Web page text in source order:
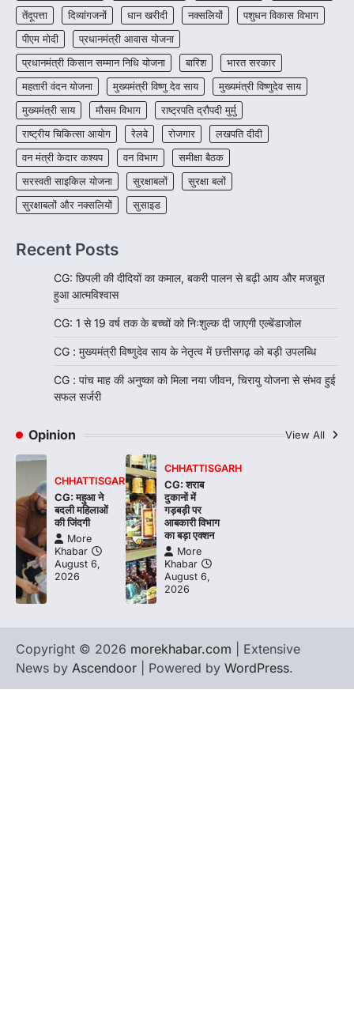
तेंदूपत्ता दिव्यांगजनों धान खरीदी नक्सलियों
पशुधन विकास विभाग
पीएम मोदी
प्रधानमंत्री आवास योजना
प्रधानमंत्री किसान सम्मान निधि योजना
बारिश
भारत सरकार
महतारी वंदन योजना
मुख्यमंत्री विष्णु देव साय
मुख्यमंत्री विष्णुदेव साय
मुख्यमंत्री साय
मौसम विभाग
राष्ट्रपति द्रौपदी मुर्मु
राष्ट्रीय चिकित्सा आयोग
रेलवे रोजगार
लखपति दीदी
वन मंत्री केदार कश्यप
वन विभाग
समीक्षा बैठक
सरस्वती साइकिल योजना
सुरक्षाबलों
सुरक्षा बलों
सुरक्षाबलों और नक्सलियों
सुसाइड
Recent Posts
CG: छिपली की दीदियों का कमाल, बकरी पालन से बढ़ी आय और मजबूत
हुआ आत्मविश्वास
CG: 1 से 19 वर्ष तक के बच्चों को निःशुल्क दी जाएगी एल्बेंडाजोल
CG : मुख्यमंत्री विष्णुदेव साय के नेतृत्व में छत्तीसगढ़ को बड़ी उपलब्धि
CG : पांच माह की अनुष्का को मिला नया जीवन, चिरायु योजना से संभव हुई
सफल सर्जरी
Opinion View All
CHHATTISGARH
CG: महुआ ने
बदली महिलाओं
की जिंदगी
More
Khabar
August 6,
2026
CHHATTISGARH
CG: शराब
दुकानों में
गड़बड़ी पर
आबकारी विभाग
का बड़ा एक्शन
More
Khabar
August 6,
2026
Copyright © 2026 morekhabar.com | Extensive
News by Ascendoor | Powered by WordPress.